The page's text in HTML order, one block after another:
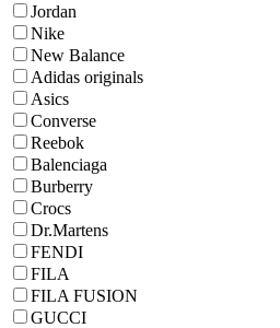
Jordan
Nike
New Balance
Adidas originals
Asics
Converse
Reebok
Balenciaga
Burberry
Crocs
Dr.Martens
FENDI
FILA
FILA FUSION
GUCCI